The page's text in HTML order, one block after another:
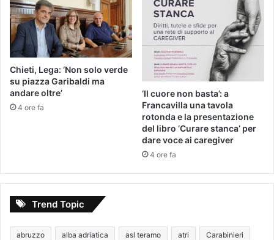
Chieti, Lega: ‘Non solo verde
su piazza Garibaldi ma
andare oltre’
4 ore fa
‘Il cuore non basta’: a
Francavilla una tavola
rotonda e la presentazione
del libro ‘Curare stanca’ per
dare voce ai caregiver
4 ore fa
Trend Topic
abruzzo alba adriatica asl teramo atri Carabinieri